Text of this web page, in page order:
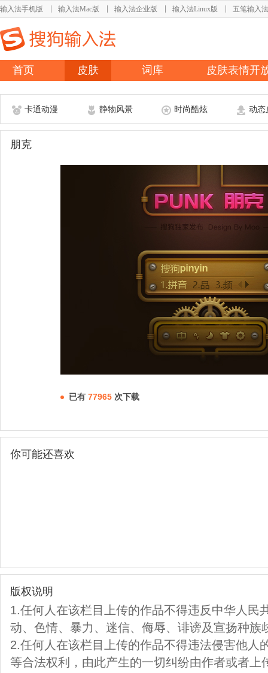
输入法手机版 输入法Mac版 输入法企业版 输入法Linux版 五笔输入法
首页 皮肤 词库 皮肤表情开
卡通动漫 静物风景 时尚酷炫 动态
朋克
已有 77965 次下载
你可能还喜欢
版权说明
1.任何人在该栏目上传的作品不得违反中华人民
动、色情、暴力、迷信、侮辱、诽谤及宣扬种族
2.任何人在该栏目上传的作品不得违法侵害他人
等合法权利，由此产生的一切纠纷由作者或者上